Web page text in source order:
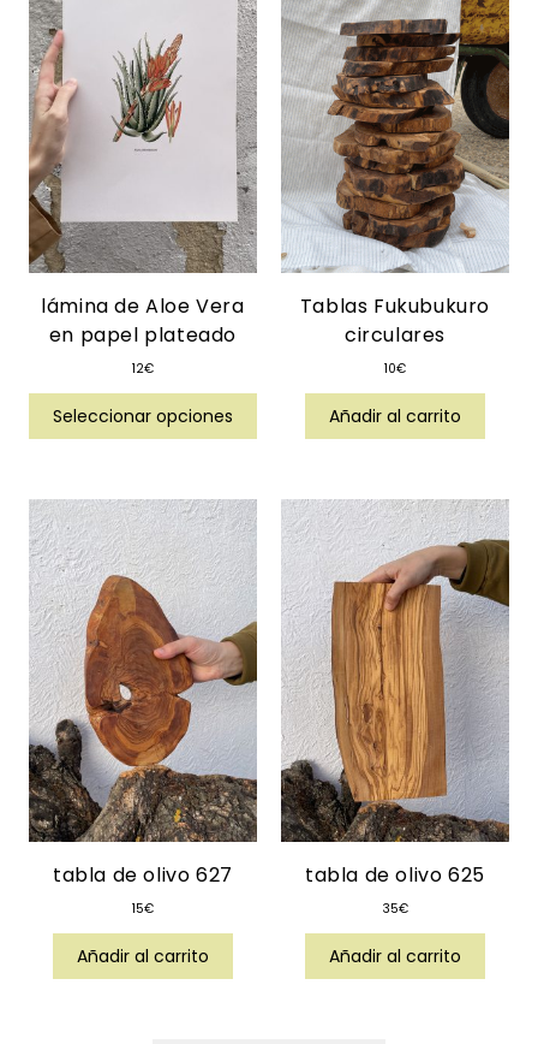
lámina de Aloe Vera
en papel plateado
12€
Seleccionar opciones
Tablas Fukubukuro
circulares
10€
Añadir al carrito
tabla de olivo 627
15€
Añadir al carrito
tabla de olivo 625
35€
Añadir al carrito